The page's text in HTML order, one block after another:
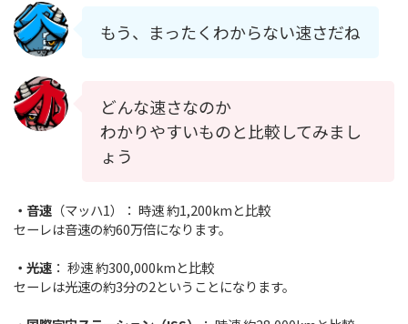
もう、まったくわからない速さだね
どんな速さなのか
わかりやすいものと比較してみまし
ょう
・音速 （マッハ1）： 時速 約1,200kmと比較
セーレは音速の約60万倍になります。
・光速 ： 秒速 約300,000kmと比較
セーレは光速の約3分の2ということになります。